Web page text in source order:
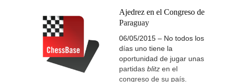
Ajedrez en el Congreso de
Paraguay
06/05/2015 – No todos los
días uno tiene la
oportunidad de jugar unas
partidas blitz en el
congreso de su país.